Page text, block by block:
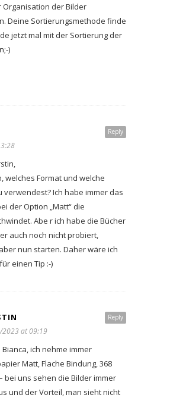
Organisation der Bilder
Deine Sortierungsmethode finde
jetzt mal mit der Sortierung der
)
Reply
welches Format und welche
verwendest? Ich habe immer das
der Option „Matt“ die
Abe r ich habe die Bücher
auch noch nicht probiert,
nun starten. Daher wäre ich
einen Tip :-)
Reply
at 09:19
Bianca, ich nehme immer
Matt, Flache Bindung, 368
bei uns sehen die Bilder immer
und der Vorteil, man sieht nicht